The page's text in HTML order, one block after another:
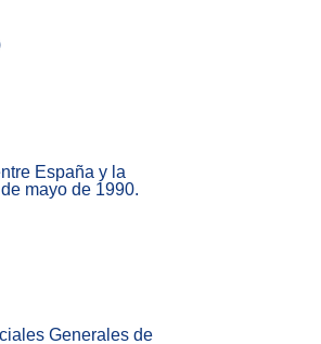
España y la
mayo de 1990.
Generales de